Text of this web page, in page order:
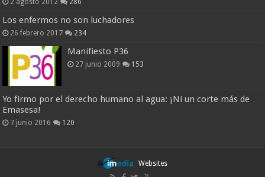
Los enfermos no son luchadores
26 febrero 2017 234
Manifiesto P36
27 junio 2009 153
Yo firmo por el derecho humano al agua: ¡Ni un corte más de
Emasesa!
7 junio 2016 120
Websites